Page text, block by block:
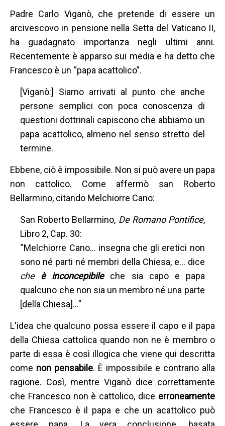
Padre Carlo Viganò, che pretende di essere un
arcivescovo in pensione nella Setta del Vaticano II,
ha guadagnato importanza negli ultimi anni.
Recentemente è apparso sui media e ha detto che
Francesco è un “papa acattolico”.
[Viganò:] Siamo arrivati al punto che anche
persone semplici con poca conoscenza di
questioni dottrinali capiscono che abbiamo un
papa acattolico, almeno nel senso stretto del
termine.
Ebbene, ciò è impossibile. Non si può avere un papa
non cattolico. Come affermò san Roberto
Bellarmino, citando Melchiorre Cano:
San Roberto Bellarmino, De Romano Pontifice,
Libro 2, Cap. 30:
“Melchiorre Cano... insegna che gli eretici non
sono né parti né membri della Chiesa, e... dice
che
è inconcepibileche sia capo e papa
qualcuno che non sia un membro né una parte
[della Chiesa]...”
L'idea che qualcuno possa essere il capo e il papa
della Chiesa cattolica quando non ne è membro o
parte di essa è così illogica che viene qui descritta
come non pensabile. È impossibile e contrario alla
ragione. Così, mentre Viganò dice correttamente
che Francesco non è cattolico, dice erroneamente
che Francesco è il papa e che un acattolico può